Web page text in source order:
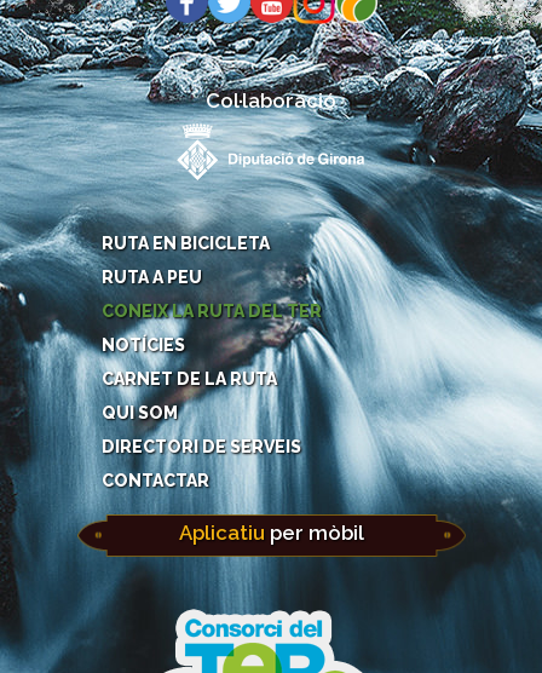
Col·laboració
RUTA EN BICICLETA
RUTA A PEU
CONEIX LA RUTA DEL TER
NOTÍCIES
CARNET DE LA RUTA
QUI SOM
DIRECTORI DE SERVEIS
CONTACTAR
Aplicatiuper mòbil